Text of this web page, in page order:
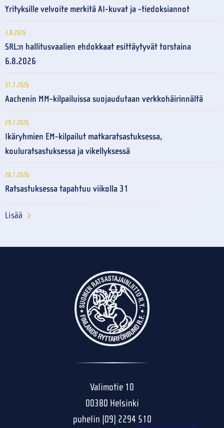
Yrityksille velvoite merkitä AI-kuvat ja -tiedoksiannot
3.8.2026
SRL:n hallitusvaalien ehdokkaat esittäytyvät torstaina
6.8.2026
31.7.2026
Aachenin MM-kilpailuissa suojaudutaan verkkohäirinnältä
29.7.2026
Ikäryhmien EM-kilpailut matkaratsastuksessa,
kouluratsastuksessa ja vikellyksessä
28.7.2026
Ratsastuksessa tapahtuu viikolla 31
Lisää
Valimotie 10
00380 Helsinki
puhelin (09) 2294 510